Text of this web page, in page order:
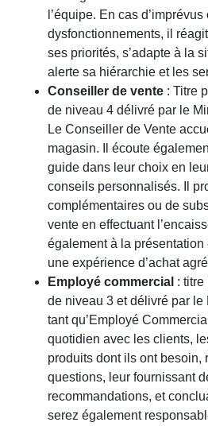
l’équipe. En cas d’imprévus
dysfonctionnements, il
ses priorités, s’adapte à la
alerte sa hiérarchie et les
Conseiller de vente : Titre
de niveau 4 délivré par le
Le Conseiller de Vente
magasin. Il écoute
guide dans leur choix en
conseils personnalisés. Il
complémentaires ou de
vente en effectuant
également à la
une expérience d’achat
Employé commercial :
de niveau 3 et délivré par le
tant qu’Employé
quotidien avec les clients,
produits dont ils ont besoin,
questions, leur fournissant
recommandations, et
serez également